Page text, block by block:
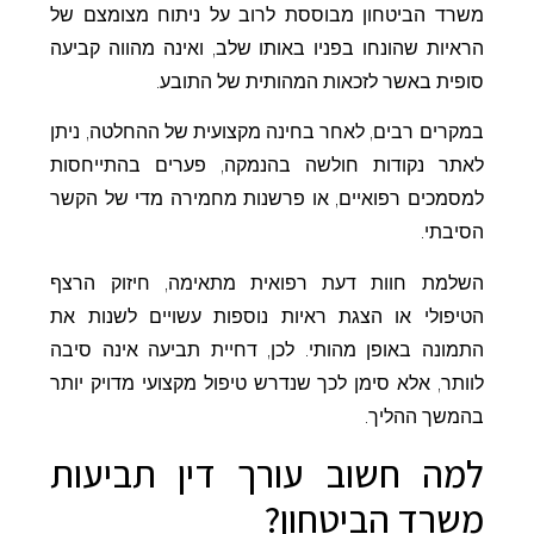
משרד הביטחון מבוססת לרוב על ניתוח מצומצם של
הראיות שהונחו בפניו באותו שלב, ואינה מהווה קביעה
סופית באשר לזכאות המהותית של התובע.
במקרים רבים, לאחר בחינה מקצועית של ההחלטה, ניתן
לאתר נקודות חולשה בהנמקה, פערים בהתייחסות
למסמכים רפואיים, או פרשנות מחמירה מדי של הקשר
הסיבתי.
השלמת חוות דעת רפואית מתאימה, חיזוק הרצף
הטיפולי או הצגת ראיות נוספות עשויים לשנות את
התמונה באופן מהותי. לכן, דחיית תביעה אינה סיבה
לוותר, אלא סימן לכך שנדרש טיפול מקצועי מדויק יותר
בהמשך ההליך.
למה חשוב עורך דין תביעות
משרד הביטחון?